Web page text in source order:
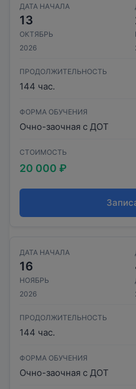
ДАТА НАЧАЛА
13
ОКТЯБРЬ
2026
ПРОДОЛЖИТЕЛЬНОСТЬ
144 час.
ФОРМА ОБУЧЕНИЯ
Очно-заочная с ДОТ
СТОИМОСТЬ
20 000 ₽
ДАТА НАЧАЛА
16
НОЯБРЬ
2026
ПРОДОЛЖИТЕЛЬНОСТЬ
144 час.
ФОРМА ОБУЧЕНИЯ
Очно-заочная с ДОТ